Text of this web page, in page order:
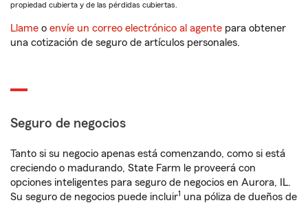
propiedad cubierta y de las pérdidas cubiertas.
Llame o envíe un correo electrónico al agente para obtener
una cotización de seguro de artículos personales.
Seguro de negocios
Tanto si su negocio apenas está comenzando, como si está
creciendo o madurando, State Farm le proveerá con
opciones inteligentes para seguro de negocios en Aurora, IL.
Su seguro de negocios puede incluir1 una póliza de dueños de